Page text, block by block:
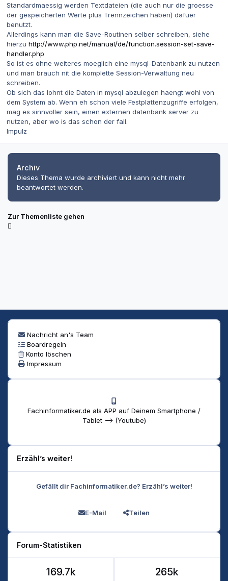
Standardmaessig werden Textdateien (die auch nur die groesse
der gespeicherten Werte plus Trennzeichen haben) dafuer
benutzt.
Allerdings kann man die Save-Routinen selber schreiben, siehe
hierzu http://www.php.net/manual/de/function.session-set-save-
handler.php
So ist es ohne weiteres moeglich eine mysql-Datenbank zu nutzen
und man brauch nit die komplette Session-Verwaltung neu
schreiben.
Ob sich das lohnt die Daten in mysql abzulegen haengt wohl von
dem System ab. Wenn eh schon viele Festplattenzugriffe erfolgen,
mag es sinnvoller sein, einen externen datenbank server zu
nutzen, aber wo is das schon der fall.
Impulz
Archiv
Dieses Thema wurde archiviert und kann nicht mehr
beantwortet werden.
Zur Themenliste gehen
Nachricht an's Team
Boardregeln
Konto löschen
Impressum
Fachinformatiker.de als APP auf Deinem Smartphone /
Tablet --> (Youtube)
Erzähl’s weiter!
Gefällt dir Fachinformatiker.de? Erzähl’s weiter!
E-Mail Teilen
Forum-Statistiken
169.7k 265k